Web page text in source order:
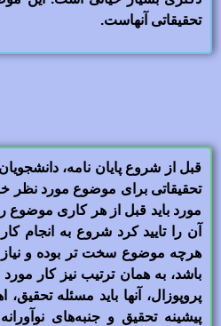
تحقیقاتی آنهاست.
قبل از شروع پایان نامه، دانشجویان
تحقیقاتی برای موضوع مورد نظر
مورد باید قبل از هر کاری موضوع
آن را تایید کرد شروع به انجام
هرچه موضوع سخت تر بوده و نیاز
باشد، به همان ترتیب نیز کار
پروپوزال، آنها باید مسئله
پیشینه تحقیق و جنبه‌های